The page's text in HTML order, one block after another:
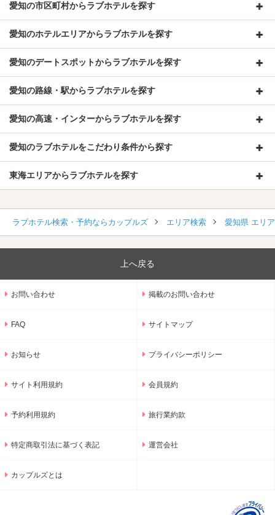
愛知の市区町村からラブホテルを探す
愛知のホテルエリアからラブホテルを探す
愛知のデートスポットからラブホテルを探す
愛知の路線・駅からラブホテルを探す
愛知の高速・インターからラブホテルを探す
愛知のラブホテルをこだわり条件から探す
東海エリアからラブホテルを探す
ラブホテル検索・予約ならカップルズ エリア検索 愛知県 エリ
上へ戻る
お問い合わせ 掲載のお問い合わせ
FAQ サイトマップ
お知らせ プライバシーポリシー
サイト利用規約 会員規約
予約利用規約 旅行業約款
特定商取引法に基づく表記 運営会社
カップルズとは